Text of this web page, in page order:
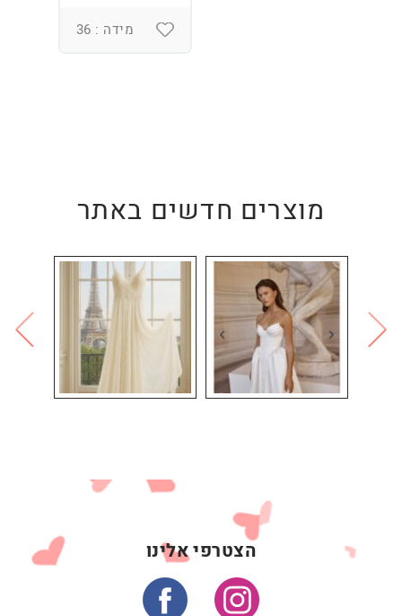
מידה : 36
מוצרים חדשים באתר
הצטרפי אלינו